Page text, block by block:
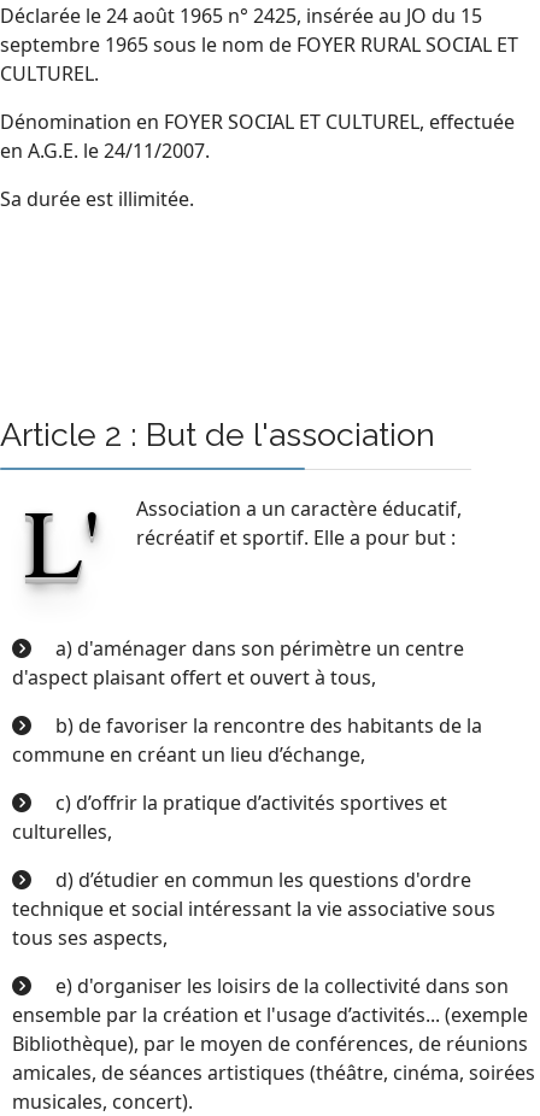
Déclarée le 24 août 1965 n° 2425, insérée au JO du 15
septembre 1965 sous le nom de FOYER RURAL SOCIAL ET
CULTUREL.
Dénomination en FOYER SOCIAL ET CULTUREL, effectuée
en A.G.E. le 24/11/2007.
Sa durée est illimitée.
Article 2 : But de l'association
L'
Association a un caractère éducatif,
récréatif et sportif. Elle a pour but :
a) d'aménager dans son périmètre un centre
d'aspect plaisant offert et ouvert à tous,
b) de favoriser la rencontre des habitants de la
commune en créant un lieu d’échange,
c) d’offrir la pratique d’activités sportives et
culturelles,
d) d’étudier en commun les questions d'ordre
technique et social intéressant la vie associative sous
tous ses aspects,
e) d'organiser les loisirs de la collectivité dans son
ensemble par la création et l'usage d’activités... (exemple
Bibliothèque), par le moyen de conférences, de réunions
amicales, de séances artistiques (théâtre, cinéma, soirées
musicales, concert).